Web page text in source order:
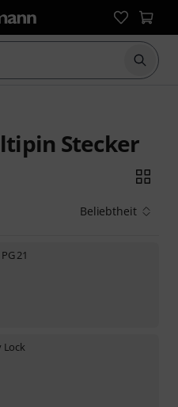
Suche
Stecker
Beliebtheit
21
Lock